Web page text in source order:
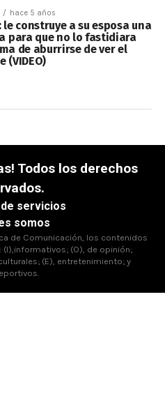
hace 5 años
le construye a su esposa una
para que no lo fastidiara
de aburrirse de ver el
(VIDEO)
Todos los derechos
servicios
somos
de Comunicación, los contenidos
(O), de opinión;
(E), entretenimiento; y